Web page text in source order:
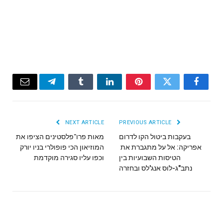
Facebook
Twitter
Pinterest
LinkedIn
Tumblr
Telegram
Email
בעקבות ביטול הקו לדרום
אפריקה: אל על מתגברת את
הטיסות השבועיות בין
נתב"ג-לוס אנג'לס ובחזרה
NEXT ARTICLE
מאות פרו־פלסטינים הציפו את
המוזיאון הכי פופולרי בניו יורק
וכפו עליו סגירה מוקדמת